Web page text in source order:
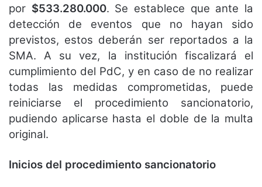
por $533.280.000. Se establece que ante la
detección de eventos que no hayan sido
previstos, estos deberán ser reportados a la
SMA. A su vez, la institución fiscalizará el
cumplimiento del PdC, y en caso de no realizar
todas las medidas comprometidas, puede
reiniciarse el procedimiento sancionatorio,
pudiendo aplicarse hasta el doble de la multa
original.
Inicios del procedimiento sancionatorio